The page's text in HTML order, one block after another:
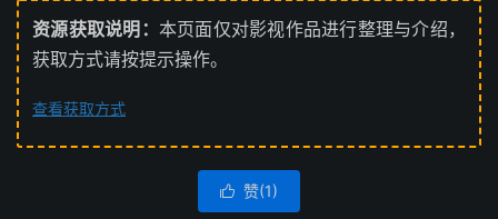
资源获取说明： 本页面仅对影视作品进行整理与介绍，
获取方式请按提示操作。
查看获取方式
 赞(1)